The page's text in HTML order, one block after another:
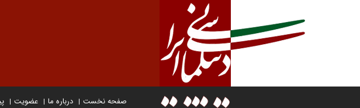
صفحه نخست درباره ما عضویت